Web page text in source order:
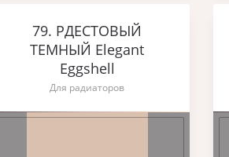
79. РДЕСТОВЫЙ
ТЕМНЫЙ Elegant
Eggshell
Для радиаторов